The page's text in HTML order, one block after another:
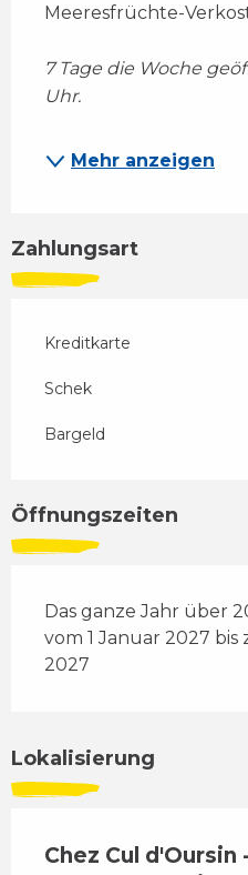
Meeresfrüchte-
7 Tage die Woche
Uhr.
Mehr anzeigen
Zahlungsart
Kreditkarte
Schek
Bargeld
Öffnungszeiten
Das ganze Jahr über
vom 1 Januar 2027
2027
Lokalisierung
Chez Cul